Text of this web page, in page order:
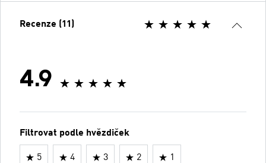
Recenze (11)
4.9
Filtrovat podle hvězdiček
5 4 3 2 1